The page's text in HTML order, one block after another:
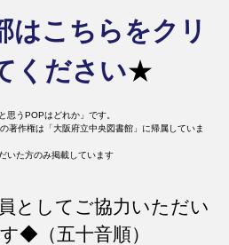
はこちらをクリ
ください★
うPOPはどれか」です。
著作権は「大阪府立中央図書館」に帰属していま
いた方のみ掲載しています
としてご協力いただい
◆（五十音順）